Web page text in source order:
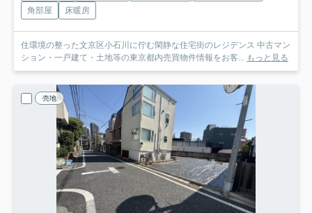
角部屋
床暖房
住環境の整った文京区小石川に佇む閑静な住宅街のレジデンス 中古マン
ション・一戸建て・土地等の東京都内売買物件情報をお客... もっと見る
売地